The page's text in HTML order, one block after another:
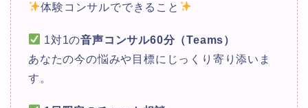
体験コンサルでできること
1対1の音声コンサル60分（Teams）
あなたの今の悩みや目標にじっくり寄り添いま
す。